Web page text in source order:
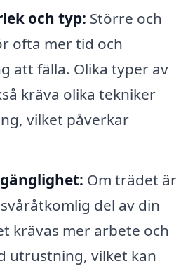
och typ: Större och
ofta mer tid och
att fälla. Olika typer av
kräva olika tekniker
vilket påverkar
Om trädet är
del av din
krävas mer arbete och
utrustning, vilket kan